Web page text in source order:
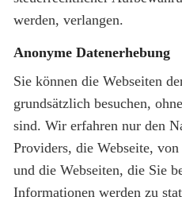
werden, verlangen.
Anonyme Datenerhebung
Sie können die Webseiten
grundsätzlich besuchen,
sind. Wir erfahren nur den
Providers, die Webseite, von
und die Webseiten, die Sie
Informationen werden zu